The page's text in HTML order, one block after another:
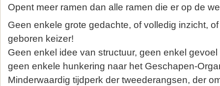
Opent meer ramen dan alle ramen die er op de
Geen enkele grote gedachte, of volledig inzicht,
geboren keizer!
Geen enkel idee van structuur, geen enkel
geen enkele hunkering naar het Geschapen-
Minderwaardig tijdperk der tweederangsen, der